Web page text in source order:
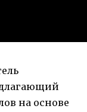
на основе